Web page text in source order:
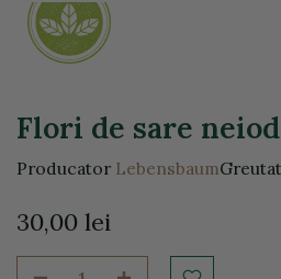
Flori de sare
Producator Lebensbaum
30,00 lei